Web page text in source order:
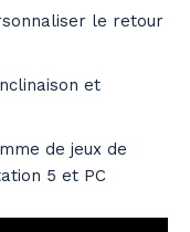
le retour
et
de jeux de
5 et PC